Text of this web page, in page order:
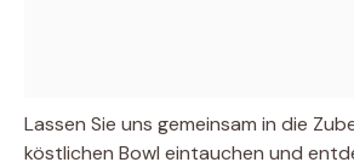
Lassen Sie uns gemeinsam in die
köstlichen Bowl eintauchen und